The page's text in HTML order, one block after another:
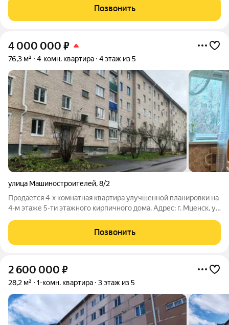
покупки данной квартиры: + Комфортный 3 этaж. Лоджия из
кухни, что очень удобно! + Квартира не
Позвонить
4 000 000 ₽
76,3 м² 4-комн. квартира 4 этаж из 5
улица Машиностроителей,8/2
Продается 4-х комнатная квартира улучшенной планировки на
4-м этаже 5-ти этажного кирпичного дома. Адрес: г. Мценск, ул.
На площадке расположены всего 2-е квартиры. Квартира
расположена в
Позвонить
2 600 000 ₽
28,2 м² 1-комн. квартира 3 этаж из 5